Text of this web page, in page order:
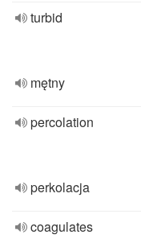
turbid
mętny
percolation
perkolacja
coagulates